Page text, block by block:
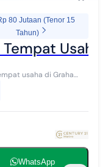
80 Jutaan (Tenor 15
Tahun)
usaha di Graha
WhatsApp